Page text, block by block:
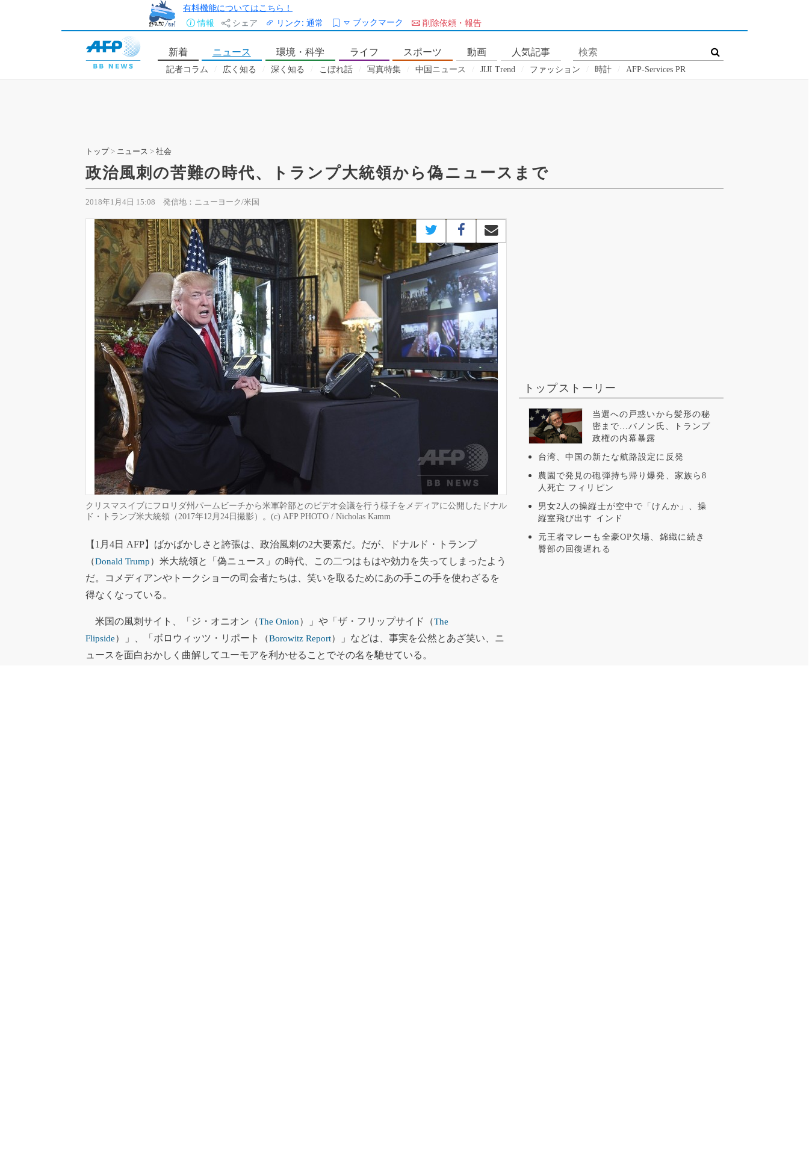
有料機能についてはこちら！
情報
シェア リンク: 通常 ブックマーク 削除依頼・報告